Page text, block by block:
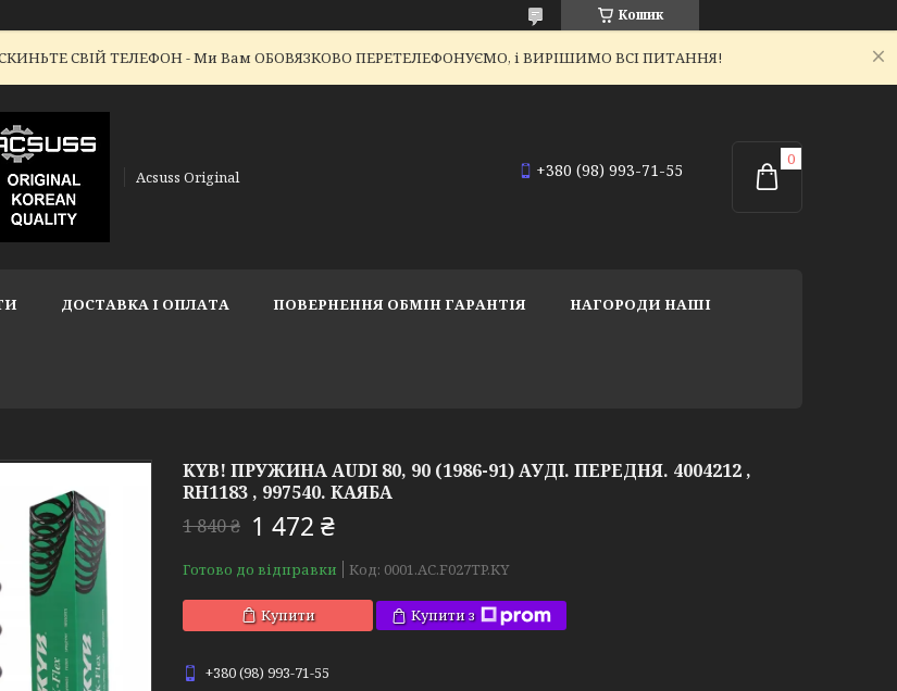
Кошик
СКИНЬТЕ СВІЙ ТЕЛЕФОН - Ми Вам ОБОВЯЗКОВО ПЕРЕТЕЛЕФОНУЄМО, і ВИРІШИМО ВСІ ПИТАННЯ!
Acsuss Original +380 (98) 993-71-55
ДОСТАВКА І ОПЛАТА ПОВЕРНЕННЯ ОБМІН ГАРАНТІЯ НАГОРОДИ НАШІ
KYB! ПРУЖИНА AUDI 80, 90 (1986-91) АУДІ. ПЕРЕДНЯ. 4004212 ,
RH1183 , 997540. КАЯБА
1 840 ₴ 1 472 ₴
Готово до відправки Код: 0001.AC.F027TP.KY
Купити Купити з
+380 (98) 993-71-55